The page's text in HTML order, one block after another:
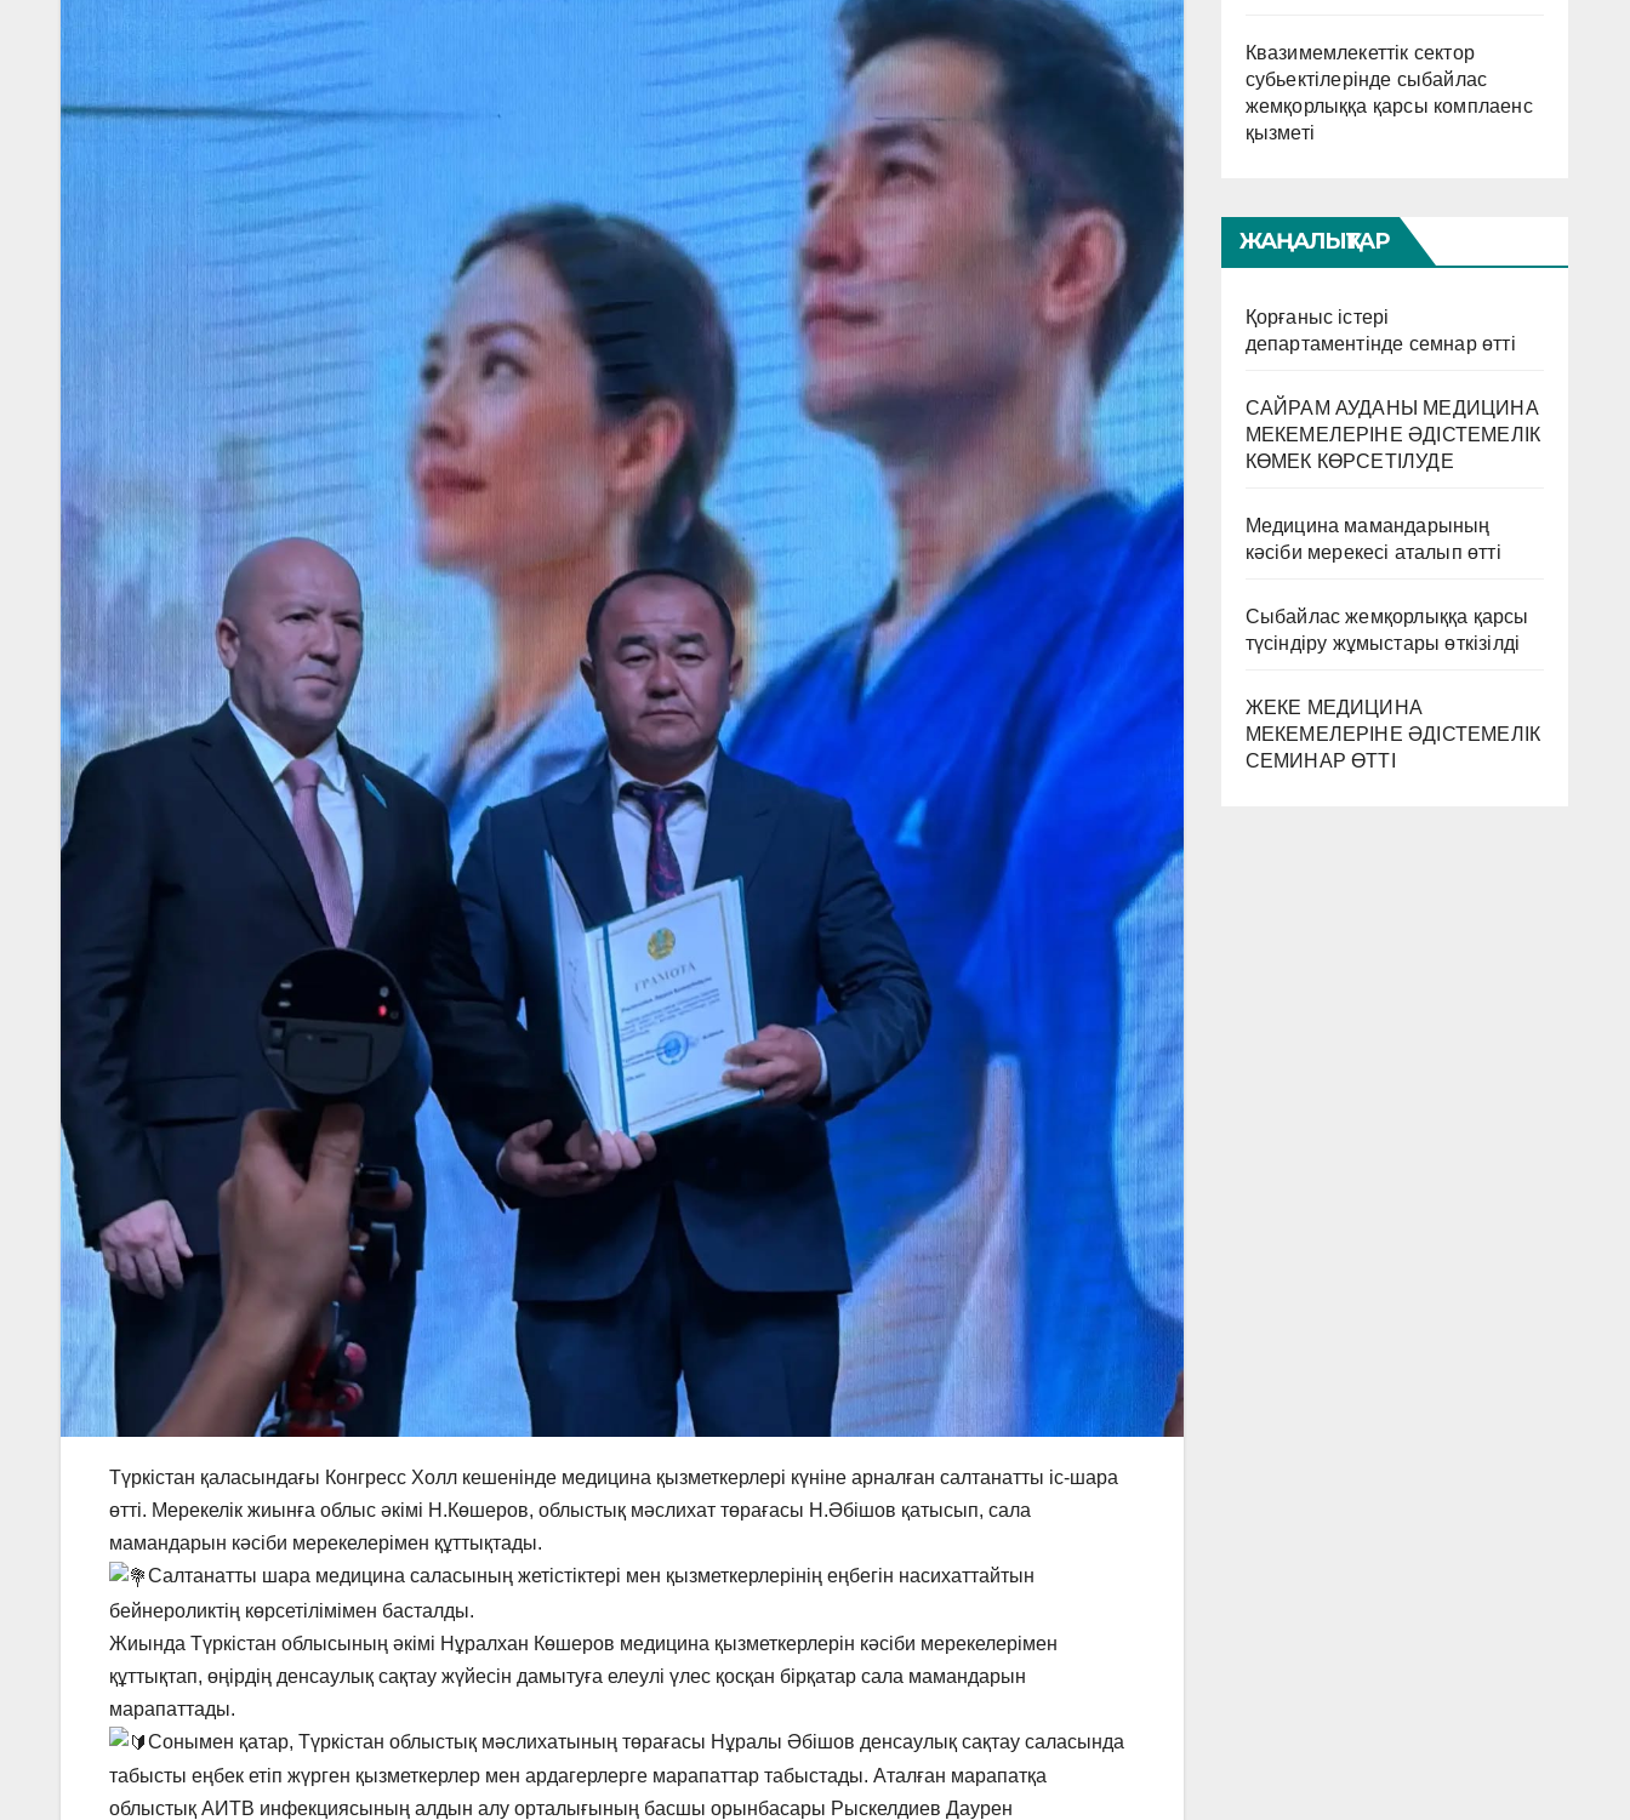
Түркістан қаласындағы Конгресс Холл кешенінде медицина қызметкерлері күніне арналған салтанатты іс-шара
өтті. Мерекелік жиынға облыс әкімі Н.Көшеров, облыстық мәслихат төрағасы Н.Әбішов қатысып, сала
мамандарын кәсіби мерекелерімен құттықтады.
Салтанатты шара медицина саласының жетістіктері мен қызметкерлерінің еңбегін насихаттайтын
бейнероликтің көрсетілімімен басталды.
Жиында Түркістан облысының әкімі Нұралхан Көшеров медицина қызметкерлерін кәсіби мерекелерімен
құттықтап, өңірдің денсаулық сақтау жүйесін дамытуға елеулі үлес қосқан бірқатар сала мамандарын
марапаттады.
Сонымен қатар, Түркістан облыстық мәслихатының төрағасы Нұралы Әбішов денсаулық сақтау саласында
табысты еңбек етіп жүрген қызметкерлер мен ардагерлерге марапаттар табыстады. Аталған марапатқа
облыстық АИТВ инфекциясының алдын алу орталығының басшы орынбасары Рыскелдиев Даурен
Квазимемлекеттік сектор
субьектілерінде сыбайлас
жемқорлыққа қарсы комплаенс
қызметі
ЖАҢАЛЫҚТАР
Қорғаныс істері
департаментінде семнар өтті
САЙРАМ АУДАНЫ МЕДИЦИНА
МЕКЕМЕЛЕРІНЕ ӘДІСТЕМЕЛІК
КӨМЕК КӨРСЕТІЛУДЕ
Медицина мамандарының
кәсіби мерекесі аталып өтті
Сыбайлас жемқорлыққа қарсы
түсіндіру жұмыстары өткізілді
ЖЕКЕ МЕДИЦИНА
МЕКЕМЕЛЕРІНЕ ӘДІСТЕМЕЛІК
СЕМИНАР ӨТТІ